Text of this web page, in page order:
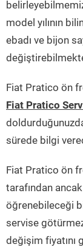
model yılının
ebadı ve bijon
Fiat Pratico ön
Fiat Pratico
sürede bilgi
Fiat Pratico ön
tarafından
öğrenebileceği
servise
değişim fiyatını